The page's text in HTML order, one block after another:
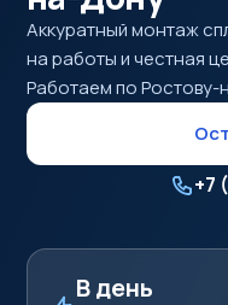
Аккуратный монтаж
на работы и честная
Работаем по Ростову-
+7
В день